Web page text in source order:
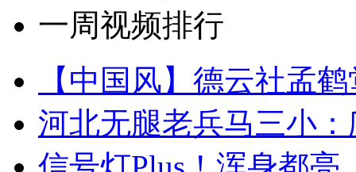
一周视频排行
【中国风】德云社孟
河北无腿老兵马三小